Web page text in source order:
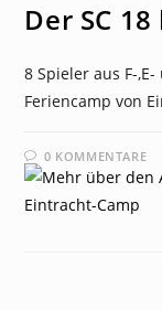
Der SC
8 Spieler aus F-
Feriencamp von
0 KOMMENTARE